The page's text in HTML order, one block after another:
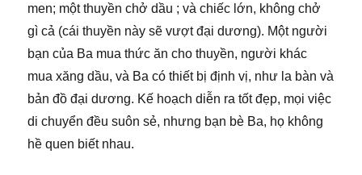
men; một thuyền chở dầu ; và chiếc lớn, không chở
gì cả (cái thuyền này sẽ vượt đại dương). Một người
bạn của Ba mua thức ăn cho thuyền, người khác
mua xăng dầu, và Ba có thiết bị định vị, như la bàn và
bản đồ đại dương. Kế hoạch diễn ra tốt đẹp, mọi việc
di chuyển đều suôn sẻ, nhưng bạn bè Ba, họ không
hề quen biết nhau.